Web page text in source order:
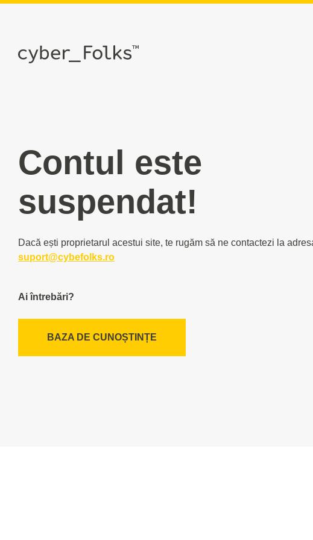
Contul este
suspendat!
Dacă ești proprietarul acestui site, te rugăm să ne contactezi la
suport@cybefolks.ro
Ai întrebări?
BAZA DE CUNOȘTINȚE